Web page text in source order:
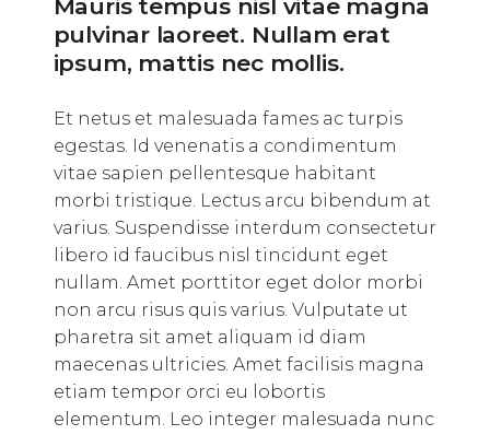
Mauris tempus nisl vitae magna
pulvinar laoreet. Nullam erat
ipsum, mattis nec mollis.
Et netus et malesuada fames ac turpis
egestas. Id venenatis a condimentum
vitae sapien pellentesque habitant
morbi tristique. Lectus arcu bibendum at
varius. Suspendisse interdum consectetur
libero id faucibus nisl tincidunt eget
nullam. Amet porttitor eget dolor morbi
non arcu risus quis varius. Vulputate ut
pharetra sit amet aliquam id diam
maecenas ultricies. Amet facilisis magna
etiam tempor orci eu lobortis
elementum. Leo integer malesuada nunc